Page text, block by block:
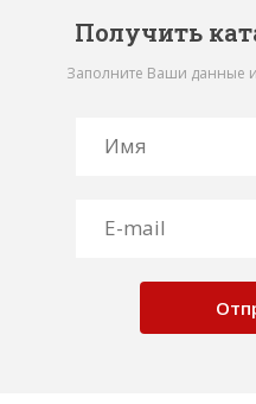
Получить
Заполните Ваши данные и